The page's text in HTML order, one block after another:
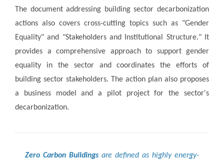
The document addressing building sector decarbonization
actions also covers cross-cutting topics such as "Gender
Equality" and "Stakeholders and Institutional Structure." It
provides a comprehensive approach to support gender
equality in the sector and coordinates the efforts of
building sector stakeholders. The action plan also proposes
a business model and a pilot project for the sector's
decarbonization.
Zero Carbon Buildings are defined as highly energy-